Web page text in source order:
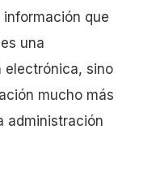
información que
una
electrónica, sino
mucho más
administración